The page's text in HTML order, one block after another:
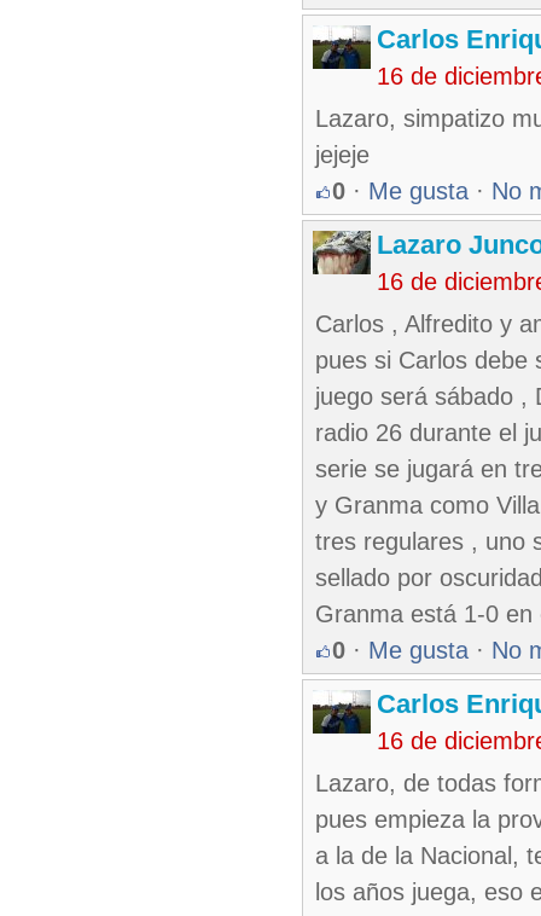
Carlos
16 de
Lazaro, simpatizo
jejeje
0 · Me gusta · No
Lazaro
16 de
Carlos , Alfredito y
pues si Carlos debe
juego será sábado ,
radio 26 durante el
serie se jugará en
y Granma como
tres regulares , uno
sellado por
Granma está 1-0
0 · Me gusta · No
Carlos
16 de
Lazaro, de todas
pues empieza la
a la de la Nacional,
los años juega, eso